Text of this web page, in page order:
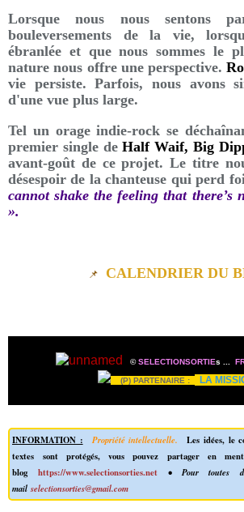
Lorsque nous nous sentons
bouleversements de la vie,
ébranlée et que nous sommes le
nature nous offre une perspective.
vie persiste. Parfois, nous avons
d'une vue plus large.
Tel un orage indie-rock se
premier single deHalf Waif, Big
avant-goût de ce projet. Le titre
désespoir de la chanteuse qui perd
cannot shake the feeling that there’s
».
📌 CALENDRIER DU
© SELECTIONSORTIEs
(P) PARTENAIRE : LA
INFORMATION : Propriété intellectuelle.
Les idées, le
textes sont protégés, vous pouvez partager en
blog
https://www.selectionsorties.net
• Pour toutes
mail selectionsorties@gmail.com